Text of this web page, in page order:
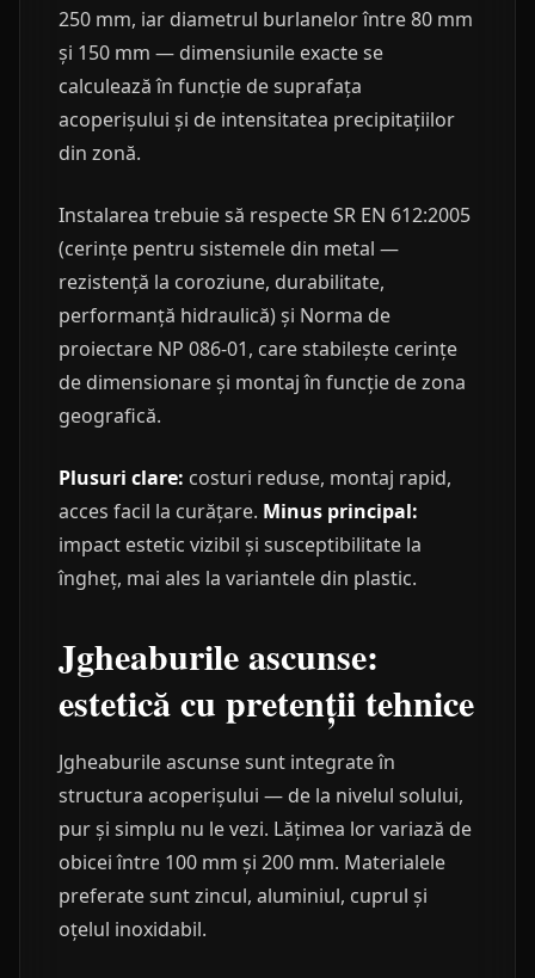
250 mm, iar diametrul burlanelor între 80 mm
și 150 mm — dimensiunile exacte se
calculează în funcție de suprafața
acoperișului și de intensitatea precipitațiilor
din zonă.
Instalarea trebuie să respecte SR EN 612:2005
(cerințe pentru sistemele din metal —
rezistență la coroziune, durabilitate,
performanță hidraulică) și Norma de
proiectare NP 086-01, care stabilește cerințe
de dimensionare și montaj în funcție de zona
geografică.
Plusuri clare: costuri reduse, montaj rapid,
acces facil la curățare. Minus principal:
impact estetic vizibil și susceptibilitate la
îngheț, mai ales la variantele din plastic.
Jgheaburile ascunse:
estetică cu pretenții tehnice
Jgheaburile ascunse sunt integrate în
structura acoperișului — de la nivelul solului,
pur și simplu nu le vezi. Lățimea lor variază de
obicei între 100 mm și 200 mm. Materialele
preferate sunt zincul, aluminiul, cuprul și
oțelul inoxidabil.